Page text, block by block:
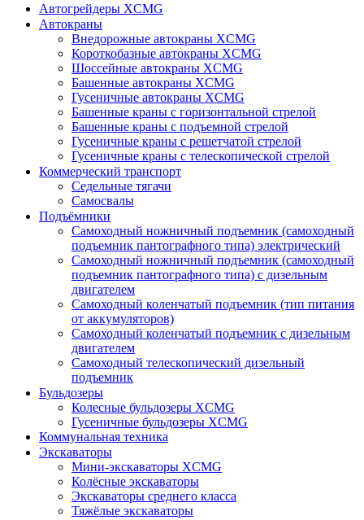
Автогрейдеры XCMG
Автокраны
Внедорожные автокраны XCMG
Короткобазные автокраны XCMG
Шоссейные автокраны XCMG
Башенные автокраны XCMG
Гусеничные автокраны XCMG
Башенные краны с горизонтальной стрелой
Башенные краны с подъемной стрелой
Гусеничные краны с решетчатой стрелой
Гусеничные краны с телескопической стрелой
Коммерческий транспорт
Седельные тягачи
Самосвалы
Подъёмники
Самоходный ножничный подъемник (самоходный
подъемник пантографного типа) электрический
Самоходный ножничный подъемник (самоходный
подъемник пантографного типа) с дизельным
двигателем
Самоходный коленчатый подъемник (тип питания
от аккумуляторов)
Самоходный коленчатый подъемник с дизельным
двигателем
Самоходный телескопический дизельный
подъемник
Бульдозеры
Колесные бульдозеры XCMG
Гусеничные бульдозеры XCMG
Коммунальная техника
Экскаваторы
Мини-экскаваторы XCMG
Колёсные экскаваторы
Экскаваторы среднего класса
Тяжёлые экскаваторы